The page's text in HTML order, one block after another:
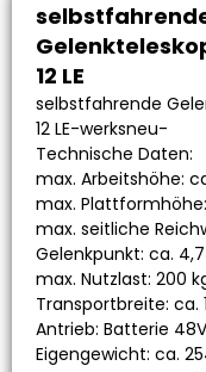
12 LE
selbstfahrende
12 LE-werksneu-
Technische Daten:
max. Arbeitshöhe:
max. Plattformhöhe:
max. seitliche
Gelenkpunkt: ca.
max. Nutzlast: 200
Transportbreite: ca.
Antrieb: Batterie
Eigengewicht: ca.